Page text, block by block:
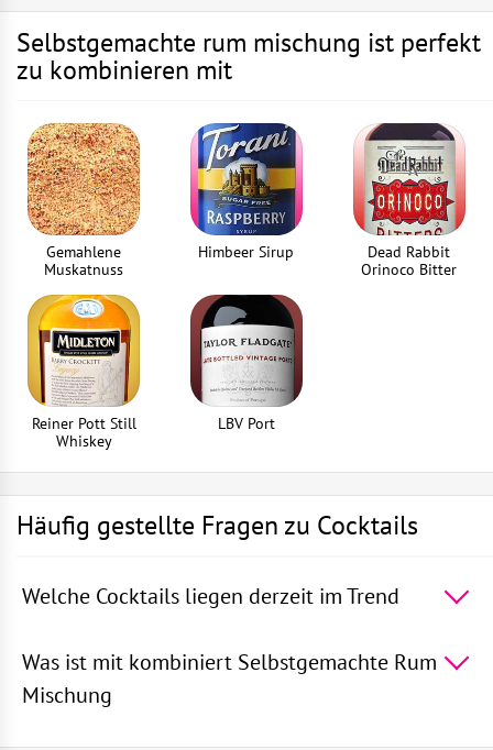
Selbstgemachte rum mischung ist perfekt
zu kombinieren mit
Gemahlene
Muskatnuss
Himbeer Sirup
Dead Rabbit
Orinoco Bitter
Reiner Pott Still
Whiskey
LBV Port
Häufig gestellte Fragen zu Cocktails
Welche Cocktails liegen derzeit im Trend
Sprite , Die blaue Lagune, Wodka mit Sprite, Martini
Was ist mit kombiniert Selbstgemachte Rum
Mischung